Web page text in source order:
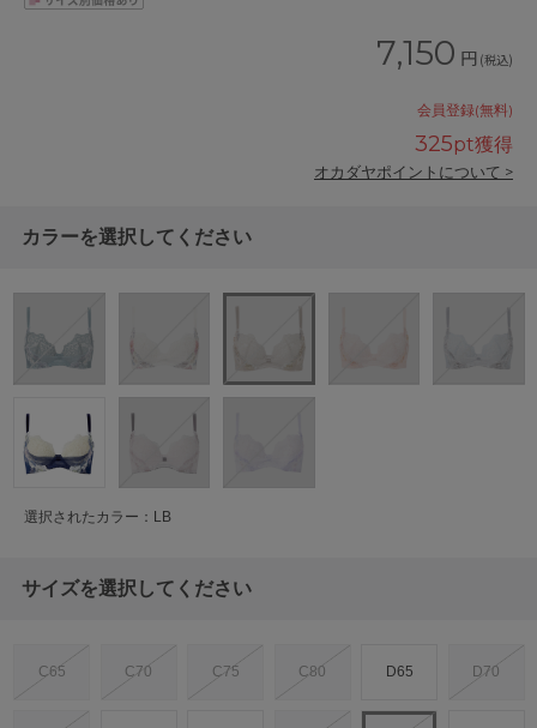
7,150 円 (税込)
会員登録(無料)
325pt獲得
オカダヤポイントについて >
カラーを選択してください
選択されたカラー：LB
サイズを選択してください
C65 C70 C75 C80 D65 D70